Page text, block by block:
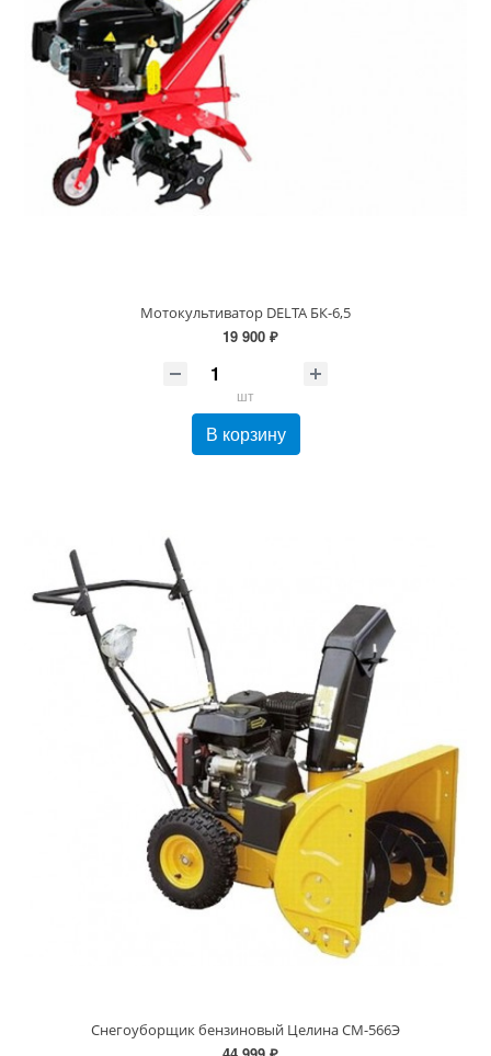
Мотокультиватор DELTA БК-6,5
19 900 ₽
шт
В корзину
Снегоуборщик бензиновый Целина СМ-566Э